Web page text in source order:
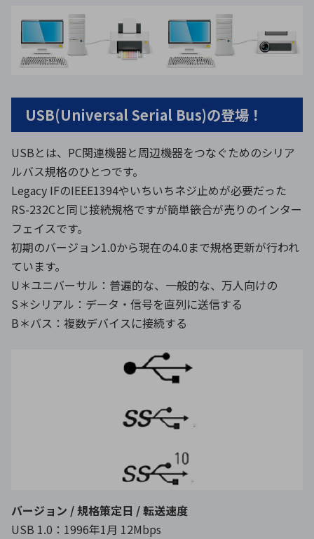
USB(Universal Serial Bus)の登場！
USBとは、PC関連機器と周辺機器をつなぐためのシリア
ルバス規格のひとつです。
Legacy IFのIEEE1394やいちいちネジ止めが必要だった
RS-232Cと同じ接続規格ですが簡単篏合が売りのインター
フェイスです。
初期のバージョン1.0から現在の4.0まで規格更新が行われ
ています。
U＊ユニバーサル：普遍的な、一般的な、万人向けの
S＊シリアル：データ・信号を直列に送信する
B＊バス：複数デバイスに接続する
バージョン / 規格策定日 / 転送速度
USB 1.0：1996年1月 12Mbps